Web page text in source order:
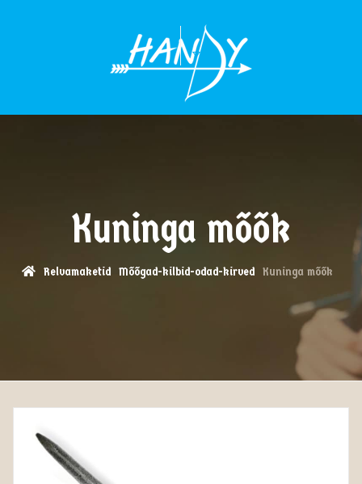
Kuninga mõõk
Relvamaketid Mõõgad-kilbid-odad-kirved Kuninga mõõk